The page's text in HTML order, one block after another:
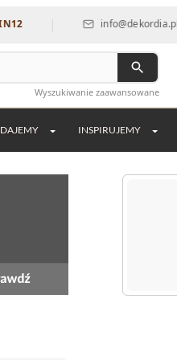
| info@dekordia.pl |
Wyszukiwanie zaawansowane
INSPIRUJEMY